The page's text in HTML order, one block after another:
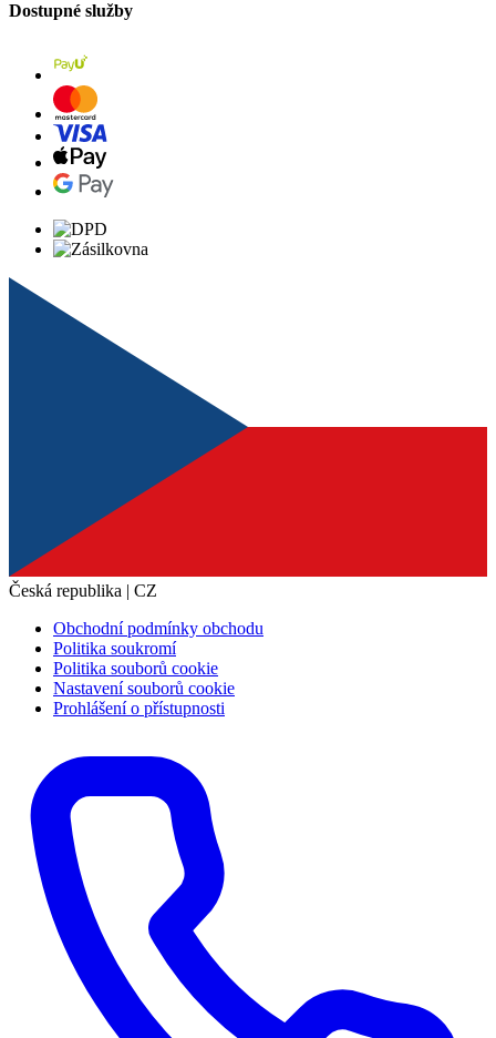
Dostupné služby
Česká republika | CZ
Obchodní podmínky obchodu
Politika soukromí
Politika souborů cookie
Nastavení souborů cookie
Prohlášení o přístupnosti